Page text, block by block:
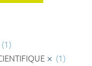
(1)
(1)